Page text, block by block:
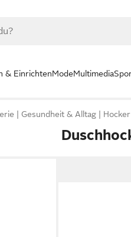
& EinrichtenModeMultimedia
Gesundheit & Alltag Hocker